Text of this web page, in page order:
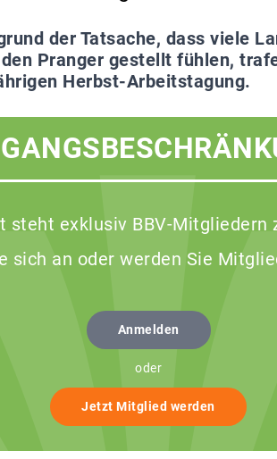
der Tatsache, dass viele
Pranger gestellt fühlen,
Herbst-Arbeitstagung.
steht exklusiv BBV-Mitgliedern
sich an oder werden Sie
Anmelden
oder
Jetzt Mitglied werden